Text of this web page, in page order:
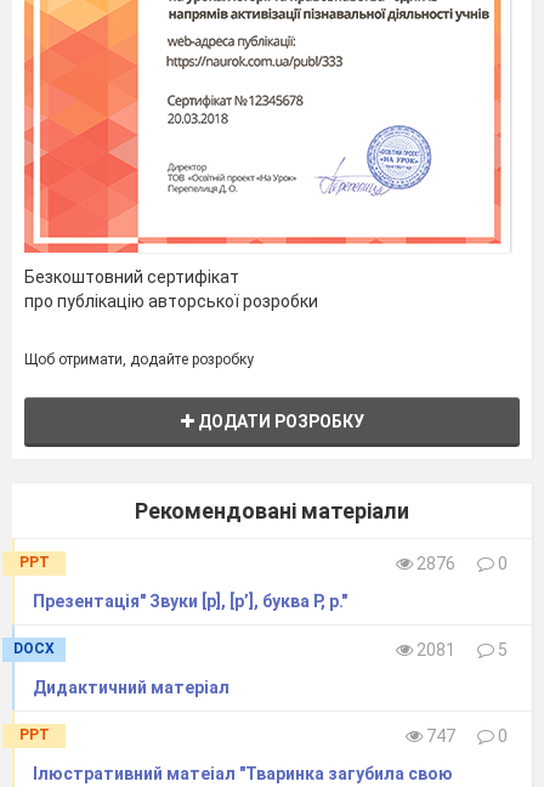
Безкоштовний сертифікат
про публікацію авторської розробки
Щоб отримати, додайте розробку
ДОДАТИ РОЗРОБКУ
Рекомендовані матеріали
PPT 2876
0
Презентація" Звуки [р], [р’], буква Р, р."
DOCX 2081
5
Дидактичний матеріал
PPT 747
0
Ілюстративний матеіал "Тваринка загубила свою